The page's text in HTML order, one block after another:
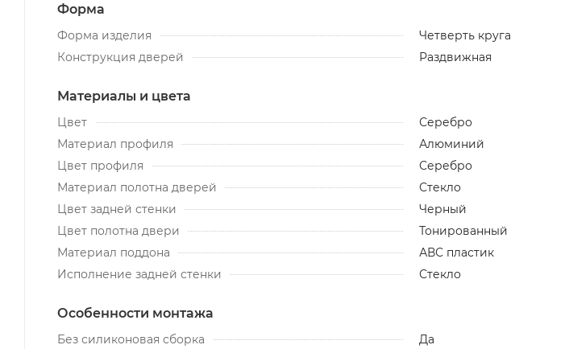
Форма
Форма изделия
Четверть круга
Конструкция дверей
Раздвижная
Материалы и цвета
Цвет
Серебро
Материал профиля
Алюминий
Цвет профиля
Серебро
Материал полотна дверей
Стекло
Цвет задней стенки
Черный
Цвет полотна двери
Тонированный
Материал поддона
АВС пластик
Исполнение задней стенки
Стекло
Особенности монтажа
Без силиконовая сборка Да